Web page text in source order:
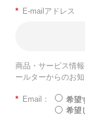
* E-mailアドレス
商品・サービス情
ールターからのお
* Email：
希望
希望